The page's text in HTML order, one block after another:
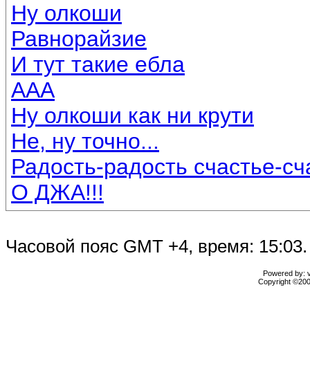
Ну олкоши
Равнорайзие
И тут такие ебла
ААА
Ну олкоши как ни крути
Не, ну точно...
Радость-радость счастье-
О ДЖА!!!
Часовой пояс GMT +4, время: 15:03.
Powered by:
Copyright